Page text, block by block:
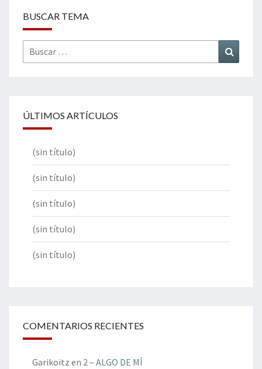
BUSCAR TEMA
Buscar
por:
ÚLTIMOS ARTÍCULOS
(sin título)
(sin título)
(sin título)
(sin título)
(sin título)
COMENTARIOS RECIENTES
Garikoitz en 2 – ALGO DE MÍ